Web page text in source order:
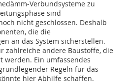
Verbundsysteme zu
sind
nicht geschlossen. Deshalb
die die
an das System sicherstellen.
zahlreiche andere Baustoffe, die
werden. Ein umfassendes
Regeln für das
hier Abhilfe schaffen.